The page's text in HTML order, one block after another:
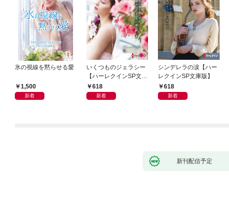
氷の視線を黙らせる愛
1,500
新着
いくつものジェラシー
【ハーレクインSP文庫
版】618
新着
シンデレラの涙【ハー
レクインSP文庫版】
618
新着
新刊配信予定